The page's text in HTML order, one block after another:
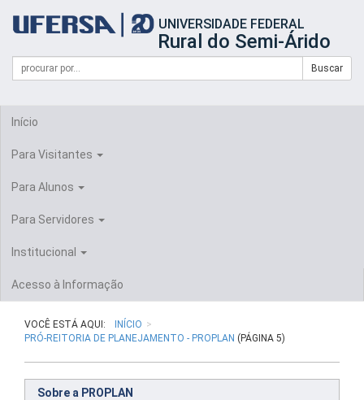
portal
UFERSA
UNIVERSIDADE FEDERAL
Rural do Semi-Árido
Formulário
Busca
Campo
de
Buscar
Início
Para Visitantes
Para Alunos
Para Servidores
Institucional
Acesso à Informação
VOCÊ ESTÁ AQUI:
INÍCIO
PRÓ-REITORIA DE PLANEJAMENTO - PROPLAN (PÁGINA 5)
Sobre a PROPLAN